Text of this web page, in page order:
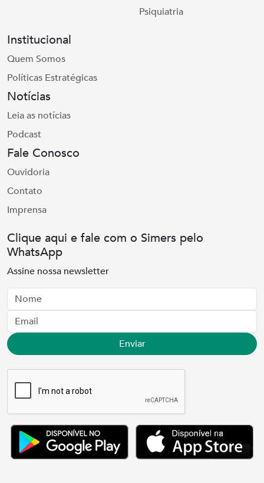
Psiquiatria
Institucional
Quem Somos
Políticas Estratégicas
Notícias
Leia as notícias
Podcast
Fale Conosco
Ouvidoria
Contato
Imprensa
Clique aqui e fale com o Simers pelo
WhatsApp
Assine nossa newsletter
Nome
Email
Enviar